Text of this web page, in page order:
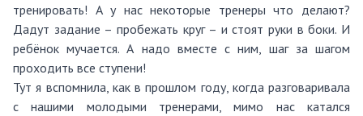
тренировать! А у нас некоторые тренеры что делают?
Дадут задание – пробежать круг – и стоят руки в боки. И
ребёнок мучается. А надо вместе с ним, шаг за шагом
проходить все ступени!
Тут я вспомнила, как в прошлом году, когда разговаривала
с нашими молодыми тренерами, мимо нас катался